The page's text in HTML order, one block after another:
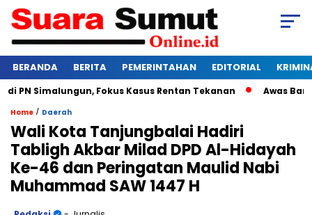
BERANDA BERITA PEMERINTAHAN EDITORIAL
Simalungun, Fokus Kasus Rentan Tekanan Awas
Home / Daerah
Wali Kota Tanjungbalai Hadiri
Tabligh Akbar Milad DPD Al-Hidayah
Ke-46 dan Peringatan Maulid Nabi
Muhammad SAW 1447 H